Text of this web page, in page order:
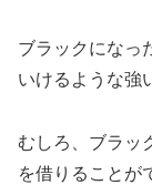
ブラックになっ
いけるような強
むしろ、ブラッ
を借りることが